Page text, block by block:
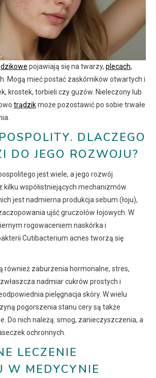
pojawiają się na twarzy, plecach,
Mogą mieć postać zaskórników otwartych i
krostek, torbieli czy guzów. Nieleczony lub
trądzikmoże pozostawić po sobie trwałe
DLACZEGO
DO JEGO ROZWOJU?
jest wiele, a jego rozwój
kilku współistniejących mechanizmów.
jest nadmierna produkcja sebum (łoju),
ujść gruczołów łojowych. W
rogowaceniem naskórka i
Cutibacterium acnes tworzą się
również zaburzenia hormonalne, stres,
nadmiar cukrów prostych i
pielęgnacja skóry. W wielu
pogorszenia stanu cery są także
Do nich należą: smog, zanieczyszczenia, a
ochronnych.
LECZENIE
W MEDYCYNIE